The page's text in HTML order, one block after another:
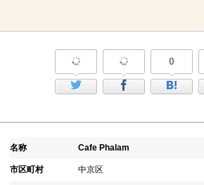
0
名称 Cafe Phalam
市区町村 中京区